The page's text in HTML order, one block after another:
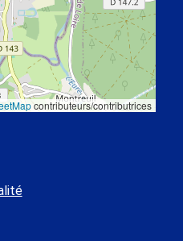
contributeurs/contributrices